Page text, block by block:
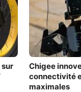
sur
Chigee
connectivité
maximales